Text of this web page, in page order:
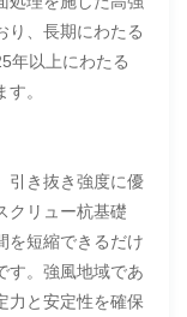
り、長期にわたる
年以上にわたる
。
引き抜き強度に優
クリュー杭基礎
を短縮できるだけ
す。強風地域であ
力と安定性を確保